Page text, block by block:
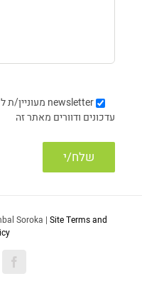
newsletter מעוניין/ת
עדכונים ודוורים מאתר זה
Soroka | Site Terms and